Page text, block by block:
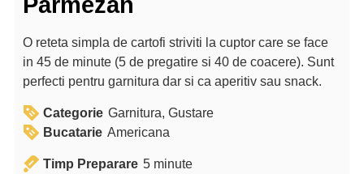
O reteta simpla de cartofi striviti la cuptor care se face
in 45 de minute (5 de pregatire si 40 de coacere). Sunt
perfecti pentru garnitura dar si ca aperitiv sau snack.
Categorie Garnitura, Gustare
Bucatarie Americana
Timp Preparare 5mminute